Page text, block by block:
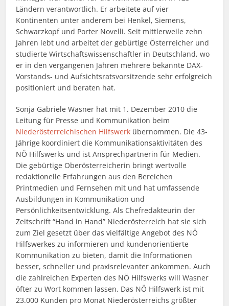
Ländern verantwortlich. Er arbeitete auf vier
Kontinenten unter anderem bei Henkel, Siemens,
Schwarzkopf und Porter Novelli. Seit mittlerweile zehn
Jahren lebt und arbeitet der gebürtige Österreicher und
studierte Wirtschaftswissenschaftler in Deutschland, wo
er in den vergangenen Jahren mehrere bekannte DAX-
Vorstands- und Aufsichtsratsvorsitzende sehr erfolgreich
positioniert und beraten hat.
Sonja Gabriele Wasner hat mit 1. Dezember 2010 die
Leitung für Presse und Kommunikation beim
Niederösterreichischen Hilfswerk übernommen. Die 43-
Jährige koordiniert die Kommunikationsaktivitäten des
NÖ Hilfswerks und ist Ansprechpartnerin für Medien.
Die gebürtige Oberösterreicherin bringt wertvolle
redaktionelle Erfahrungen aus den Bereichen
Printmedien und Fernsehen mit und hat umfassende
Ausbildungen in Kommunikation und
Persönlichkeitsentwicklung. Als Chefredakteurin der
Zeitschrift “Hand in Hand” Niederösterreich hat sie sich
zum Ziel gesetzt über das vielfältige Angebot des NÖ
Hilfswerkes zu informieren und kundenorientierte
Kommunikation zu bieten, damit die Informationen
besser, schneller und praxisrelevanter ankommen. Auch
die zahlreichen Experten des NÖ Hilfswerks will Wasner
öfter zu Wort kommen lassen. Das NÖ Hilfswerk ist mit
23.000 Kunden pro Monat Niederösterreichs größter